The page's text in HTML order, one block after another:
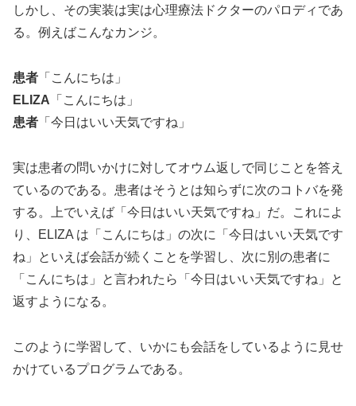
しかし、その実装は実は心理療法ドクターのパロディであ
る。例えばこんなカンジ。
患者 「こんにちは」
ELIZA 「こんにちは」
患者 「今日はいい天気ですね」
実は患者の問いかけに対してオウム返しで同じことを答え
ているのである。患者はそうとは知らずに次のコトバを発
する。上でいえば「今日はいい天気ですね」だ。これによ
り、ELIZA は「こんにちは」の次に「今日はいい天気です
ね」といえば会話が続くことを学習し、次に別の患者に
「こんにちは」と言われたら「今日はいい天気ですね」と
返すようになる。
このように学習して、いかにも会話をしているように見せ
かけているプログラムである。